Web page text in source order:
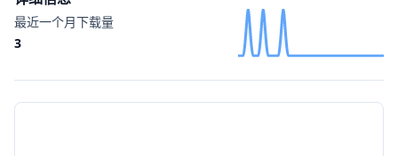
最近一个月下载量
3